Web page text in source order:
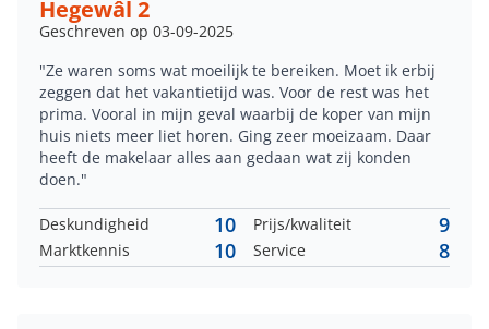
Hegewâl 2
Geschreven op 03-09-2025
"Ze waren soms wat moeilijk te bereiken. Moet ik erbij
zeggen dat het vakantietijd was. Voor de rest was het
prima. Vooral in mijn geval waarbij de koper van mijn
huis niets meer liet horen. Ging zeer moeizaam. Daar
heeft de makelaar alles aan gedaan wat zij konden
doen."
Deskundigheid 10 Prijs/kwaliteit 9
Marktkennis 10 Service 8